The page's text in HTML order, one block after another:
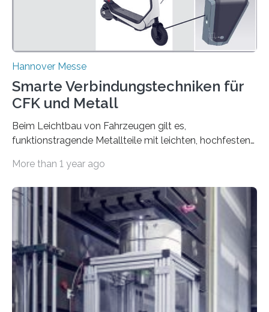
Hannover Messe
Smarte Verbindungstechniken für
CFK und Metall
Beim Leichtbau von Fahrzeugen gilt es,
funktionstragende Metallteile mit leichten, hochfesten
verbinden….
More than 1 year ago